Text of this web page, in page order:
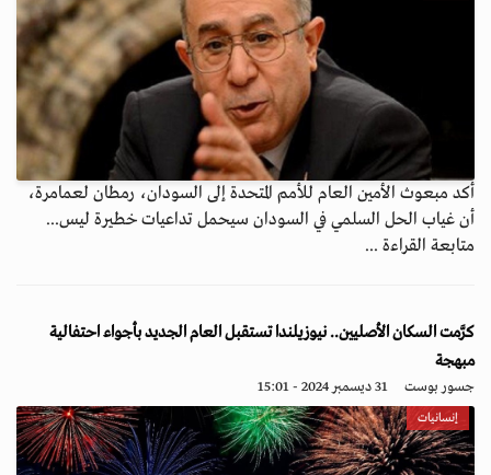
أكد مبعوث الأمين العام للأمم المتحدة إلى السودان، رمطان لعمامرة،
أن غياب الحل السلمي في السودان سيحمل تداعيات خطيرة ليس...
متابعة القراءة ...
كرَّمت السكان الأصليين.. نيوزيلندا تستقبل العام الجديد بأجواء احتفالية
مبهجة
جسور بوست 31 ديسمبر 2024 - 15:01
إنسانيات